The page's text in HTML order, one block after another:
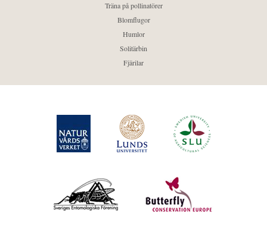
Träna på pollinatörer
Blomflugor
Humlor
Solitärbin
Fjärilar